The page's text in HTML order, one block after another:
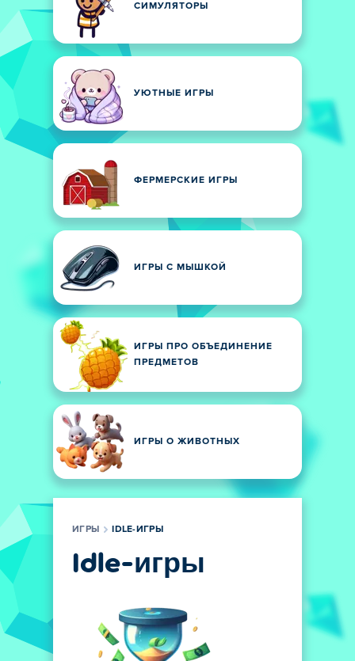
СИМУЛЯТОРЫ
УЮТНЫЕ ИГРЫ
ФЕРМЕРСКИЕ ИГРЫ
ИГРЫ С МЫШКОЙ
ИГРЫ ПРО ОБЪЕДИНЕНИЕ
ПРЕДМЕТОВ
ИГРЫ О ЖИВОТНЫХ
ИГРЫ IDLE-ИГРЫ
Idle-игры